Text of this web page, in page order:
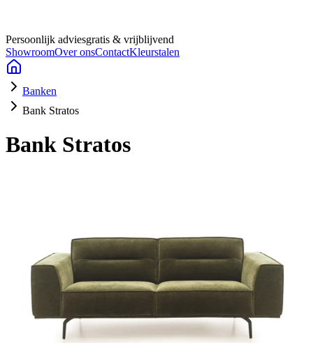
Persoonlijk adviesgratis & vrijblijvend
ShowroomOver onsContactKleurstalen
Banken
Bank Stratos
Bank Stratos